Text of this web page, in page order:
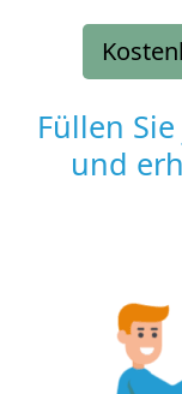
Füllen
und